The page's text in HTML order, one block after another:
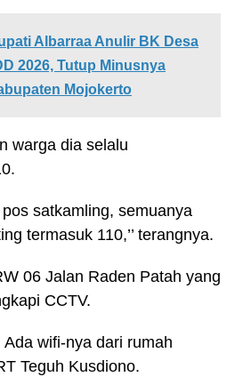
Albarraa Anulir BK Desa
2026, Tutup Minusnya
Mojokerto
warga dia selalu
pos satkamling, semuanya
termasuk 110,’’ terangnya.
06 Jalan Raden Patah yang
CCTV.
Ada wifi-nya dari rumah
Teguh Kusdiono.